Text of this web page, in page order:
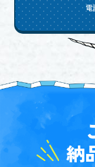
電
納